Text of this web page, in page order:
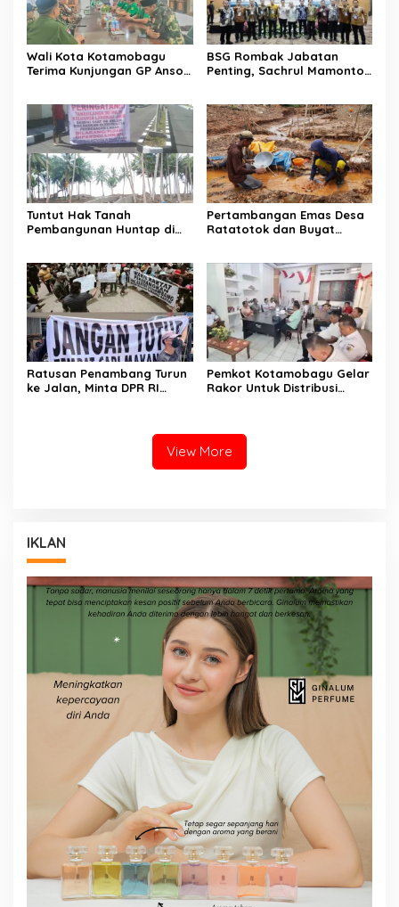
Wali Kota Kotamobagu
Terima Kunjungan GP Ansor
BSG Rombak Jabatan
Penting, Sachrul Mamonto
Tuntut Hak Tanah
Pembangunan Huntap di
Pertambangan Emas Desa
Ratatotok dan Buyat
Meningkat
Ratusan Penambang Turun
ke Jalan, Minta DPR RI
Pemkot Kotamobagu Gelar
Rakor Untuk Distribusi
View More
IKLAN